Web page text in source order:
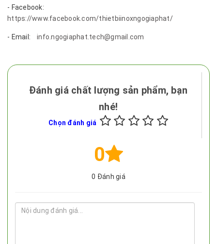
- Facebook:
https://www.facebook.com/thietbiinoxngogiaphat/
- Email: info.ngogiaphat.tech@gmail.com
Đánh giá chất lượng sản phẩm, bạn
nhé!
Chọn đánh giá
0
0 Đánh giá